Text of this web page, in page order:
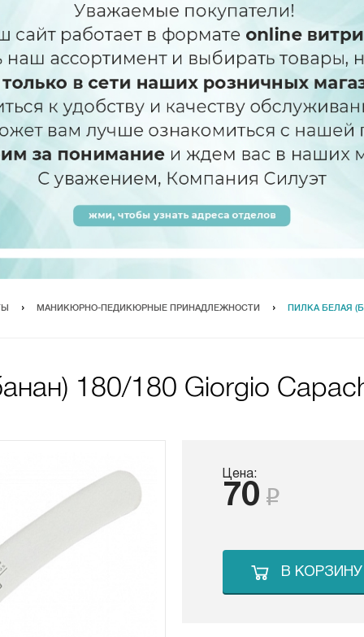
МАНИКЮРНО-ПЕДИКЮРНЫЕ ПРИНАДЛЕЖНОСТИ ПИЛКА БЕЛАЯ
180/180 Giorgio
Цена:
70
В КОРЗИНУ